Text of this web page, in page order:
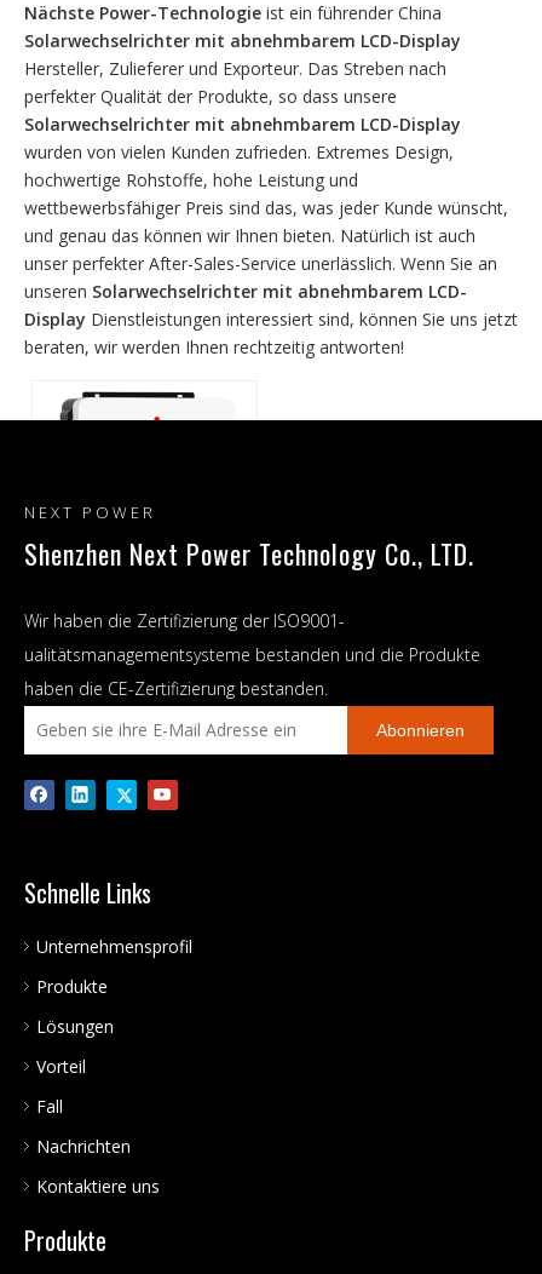
Nächste Power-Technologie ist ein führender China
Solarwechselrichter mit abnehmbarem LCD-Display
Hersteller, Zulieferer und Exporteur. Das Streben nach
perfekter Qualität der Produkte, so dass unsere
Solarwechselrichter mit abnehmbarem LCD-Display
wurden von vielen Kunden zufrieden. Extremes Design,
hochwertige Rohstoffe, hohe Leistung und
wettbewerbsfähiger Preis sind das, was jeder Kunde wünscht,
und genau das können wir Ihnen bieten. Natürlich ist auch
unser perfekter After-Sales-Service unerlässlich. Wenn Sie an
unseren Solarwechselrichter mit abnehmbarem LCD-
Display Dienstleistungen interessiert sind, können Sie uns jetzt
beraten, wir werden Ihnen rechtzeitig antworten!
Next Power Factory Neuer
Hybrid-Solar-Wechselrichter
Vorverkauf 3600 W
LCD-Display und Schlüssel
NEXT POWER
Shenzhen Next Power Technology Co., LTD.
Wir haben die Zertifizierung der ISO9001-
ualitätsmanagementsysteme bestanden und die Produkte
haben die CE-Zertifizierung bestanden.
Abonnieren
Schnelle Links
Unternehmensprofil
Produkte
Lösungen
Vorteil
Fall
Nachrichten
Kontaktiere uns
Produkte